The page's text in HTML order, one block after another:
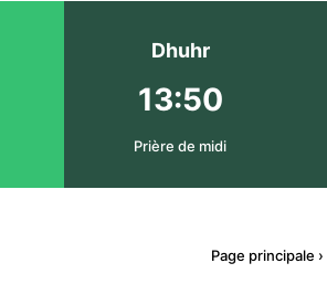
Dhuhr
13:50
Prière de midi
Page principale ›